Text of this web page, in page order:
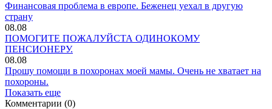
Финансовая проблема в европе. Беженец уехал в другую
страну
08.08
ПОМОГИТЕ ПОЖАЛУЙСТА ОДИНОКОМУ
ПЕНСИОНЕРУ.
08.08
Прошу помощи в похоронах моей мамы. Очень не хватает на
похороны.
Показать еще
Комментарии (0)